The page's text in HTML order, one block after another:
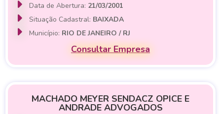
Data de Abertura: 21/03/2001
Situação Cadastral: BAIXADA
Município: RIO DE JANEIRO / RJ
Consultar Empresa
MACHADO MEYER SENDACZ OPICE E
ANDRADE ADVOGADOS